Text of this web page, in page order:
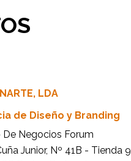
LDA
de Diseño y Branding
De Negocios Forum
Junior, Nº 41B - Tienda 9